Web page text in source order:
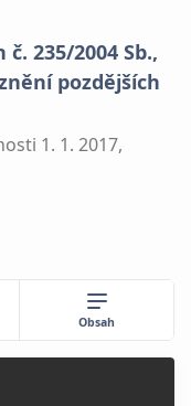
235/2004 Sb.,
pozdějších
1. 1. 2017,
Obsah